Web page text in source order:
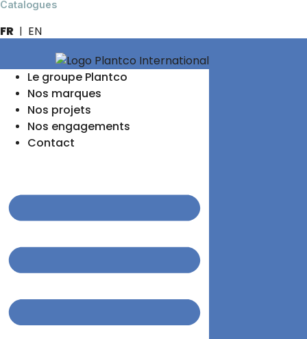
Catalogues
FR EN
Le groupe Plantco
Nos marques
Nos projets
Nos engagements
Contact